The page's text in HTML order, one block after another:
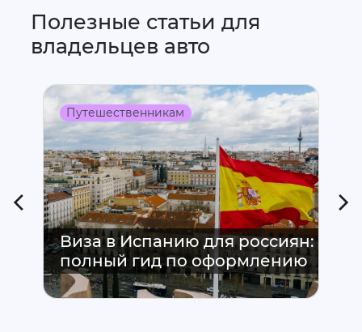
Полезные статьи для
владельцев авто
Путешественникам
Виза в Испанию для россиян:
полный гид по оформлению